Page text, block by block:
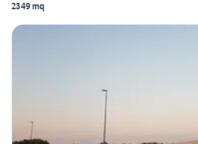
2349 mq